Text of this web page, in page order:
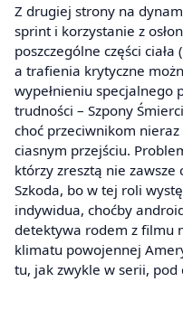
Z drugiej strony na
sprint i korzystanie z
poszczególne części ciała
a trafienia krytyczne
wypełnieniu specjalnego
trudności – Szpony
choć przeciwnikom
ciasnym przejściu.
którzy zresztą nie
Szkoda, bo w tej roli
indywidua, choćby
detektywa rodem z filmu
klimatu powojennej
tu, jak zwykle w serii, pod